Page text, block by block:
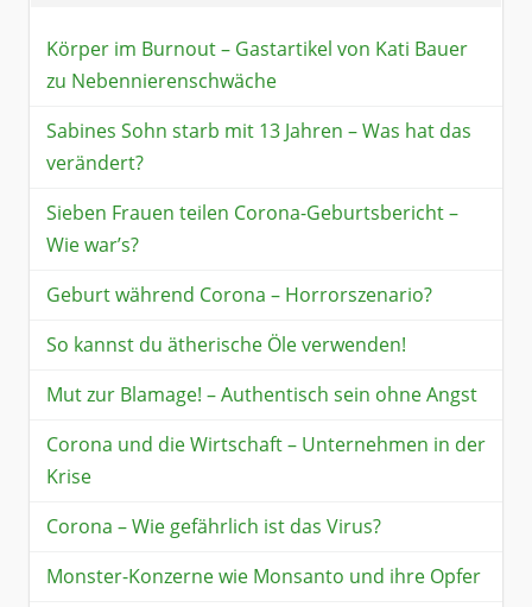
Körper im Burnout – Gastartikel von Kati Bauer
zu Nebennierenschwäche
Sabines Sohn starb mit 13 Jahren – Was hat das
verändert?
Sieben Frauen teilen Corona-Geburtsbericht –
Wie war’s?
Geburt während Corona – Horrorszenario?
So kannst du ätherische Öle verwenden!
Mut zur Blamage! – Authentisch sein ohne Angst
Corona und die Wirtschaft – Unternehmen in der
Krise
Corona – Wie gefährlich ist das Virus?
Monster-Konzerne wie Monsanto und ihre Opfer